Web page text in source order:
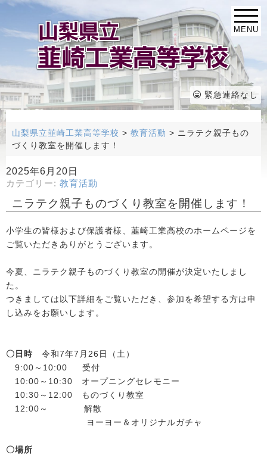
MENU
緊急連絡なし
山梨県立韮崎工業高等学校 > 教育活動 > ニラテク親子もの
づくり教室を開催します！
2025年6月20日
カテゴリー: 教育活動
ニラテク親子ものづくり教室を開催します！
小学生の皆様および保護者様、韮崎工業高校のホームページを
ご覧いただきありがとうございます。
今夏、ニラテク親子ものづくり教室の開催が決定いたしまし
た。
つきましては以下詳細をご覧いただき、参加を希望する方は申
し込みをお願いします。
〇日時 令和7年7月26日（土）
9:00～10:00 受付
10:00～10:30 オープニングセレモニー
10:30～12:00 ものづくり教室
12:00～ 解散
ヨーヨー＆オリジナルガチャ
〇場所